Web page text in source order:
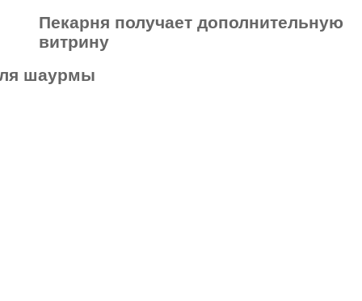
Пекарня получает дополнительную
витрину